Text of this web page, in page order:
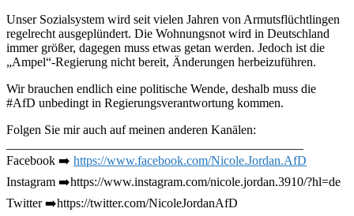
Unser Sozialsystem wird seit vielen Jahren von Armutsflüchtlingen
regelrecht ausgeplündert. Die Wohnungsnot wird in Deutschland
immer größer, dagegen muss etwas getan werden. Jedoch ist die
„Ampel“-Regierung nicht bereit, Änderungen herbeizuführen.
Wir brauchen endlich eine politische Wende, deshalb muss die
#AfD unbedingt in Regierungsverantwortung kommen.
Folgen Sie mir auch auf meinen anderen Kanälen:
Facebook ➡️ https://www.facebook.com/Nicole.Jordan.AfD
Instagram ➡️https://www.instagram.com/nicole.jordan.3910/?hl=de
Twitter ➡️https://twitter.com/NicoleJordanAfD